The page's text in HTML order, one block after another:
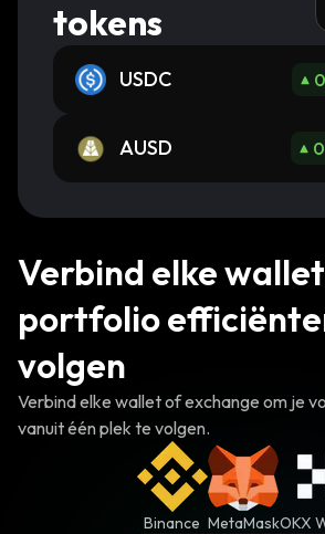
tokens
USDC 0
AUSD 0
Verbind elke
portfolio
volgen
Verbind elke wallet of exchange om je
vanuit één plek te volgen.
Binance MetaMaskOKX